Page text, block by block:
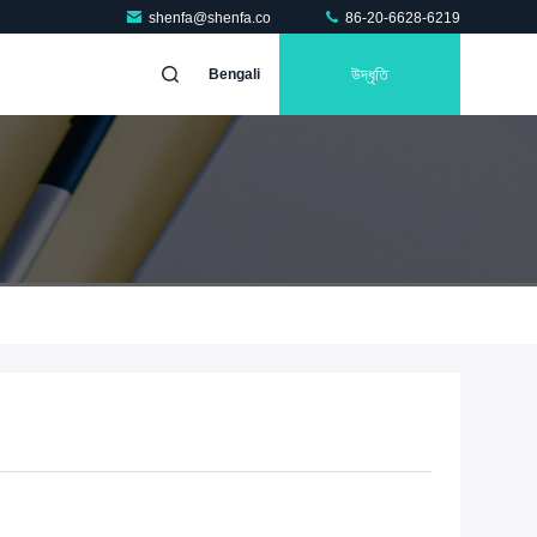
shenfa@shenfa.co 86-20-6628-6219
Bengali উদ্ধৃতি